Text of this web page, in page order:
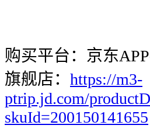
购买平台：京东
旗舰店： https://m3-
ptrip.jd.com/
skuId=200150141655